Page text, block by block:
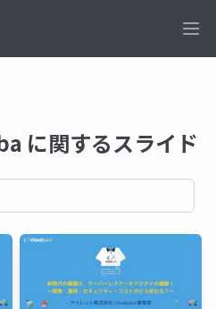
に関するスライド